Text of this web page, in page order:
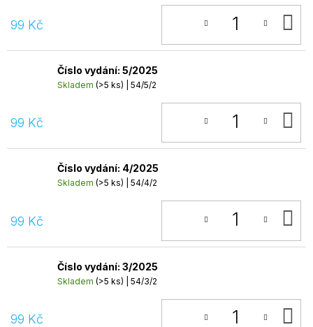
99 Kč
Číslo vydání: 5/2025
Skladem (>5 ks) | 54/5/2
99 Kč
Číslo vydání: 4/2025
Skladem (>5 ks) | 54/4/2
99 Kč
Číslo vydání: 3/2025
Skladem (>5 ks) | 54/3/2
99 Kč